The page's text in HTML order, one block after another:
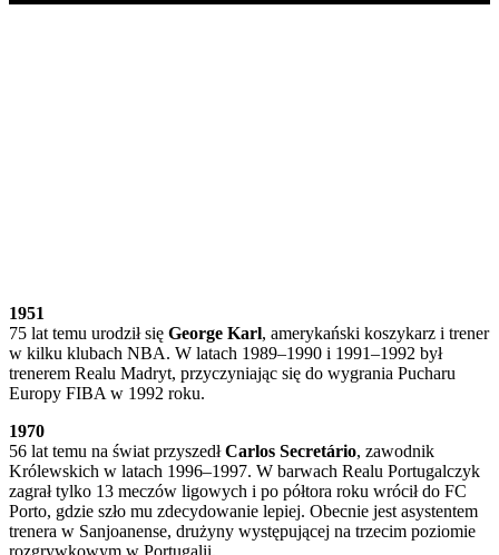
1951
75 lat temu urodził się George Karl, amerykański koszykarz i trener
w kilku klubach NBA. W latach 1989–1990 i 1991–1992 był
trenerem Realu Madryt, przyczyniając się do wygrania Pucharu
Europy FIBA w 1992 roku.
1970
56 lat temu na świat przyszedłCarlos Secretário, zawodnik
Królewskich w latach 1996–1997. W barwach Realu Portugalczyk
zagrał tylko 13 meczów ligowych i po półtora roku wrócił do FC
Porto, gdzie szło mu zdecydowanie lepiej. Obecnie jest asystentem
trenera w Sanjoanense, drużyny występującej na trzecim poziomie
rozgrywkowym w Portugalii.